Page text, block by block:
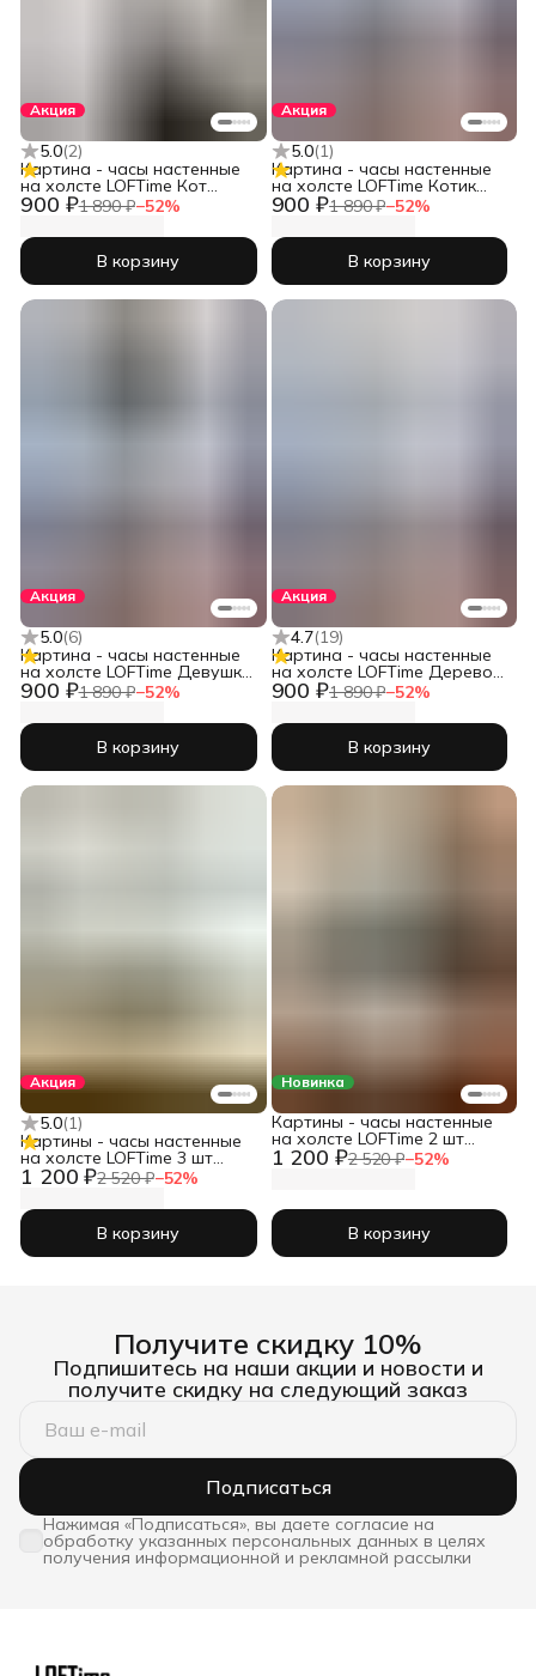
Акция
5.0(2)
900 ₽1 890 ₽−52%
Картина - часы настенные
на холсте LOFTime Кот
хотдог Ч-671-3555
В корзину
Акция
5.0(1)
900 ₽1 890 ₽−52%
Картина - часы настенные
на холсте LOFTime Котик
сер
В корзину
Акция
5.0(6)
900 ₽1 890 ₽−52%
Картина - часы настенные
на холсте LOFTime Девушка
черн зол Ч-656-3555
В корзину
Акция
4.7(19)
900 ₽1 890 ₽−52%
Картина - часы настенные
на холсте LOFTime Дерево
3D Ч-653-3555
В корзину
Акция
5.0(1)
1 200 ₽2 520 ₽−52%
Картины - часы настенные
на холсте LOFTime 3 шт
30Х30 ТРАВЫ ПРОВАНС
Ч-634-3030
В корзину
Новинка
1 200 ₽2 520 ₽−52%
Картины - часы настенные
на холсте LOFTime 2 шт
Абстракция 3D чер зол
Ч-837-3040
В корзину
Получите скидку 10%
Подпишитесь на наши акции и новости и
получите скидку на следующий заказ
Подписаться
Нажимая «Подписаться», вы даете согласие на
обработку указанных персональных данных в целях
получения информационной и рекламной рассылки